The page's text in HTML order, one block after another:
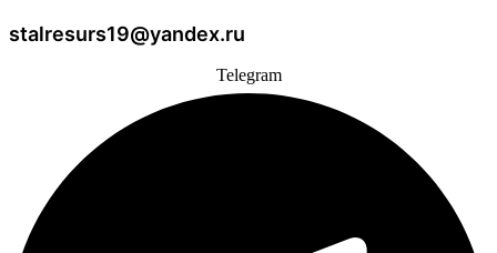
stalresurs19@yandex.ru
Telegram